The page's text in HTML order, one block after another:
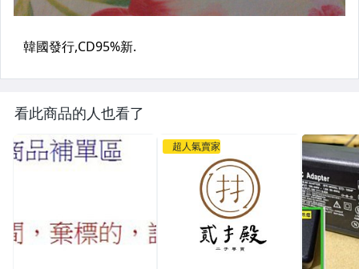
看此商品的人也看了
超人氣賣家